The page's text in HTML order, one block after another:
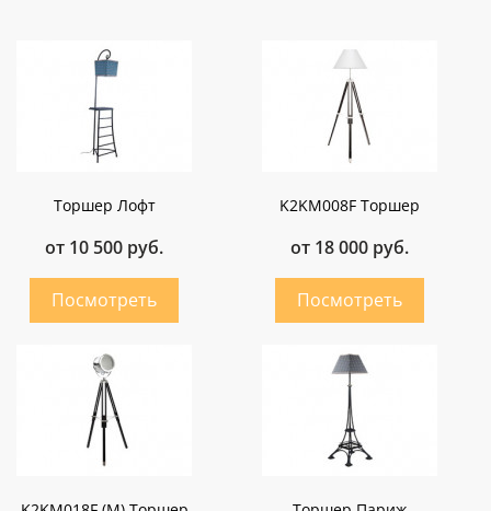
Торшер Лофт
от 10 500 руб.
K2KM008F Торшер
от 18 000 руб.